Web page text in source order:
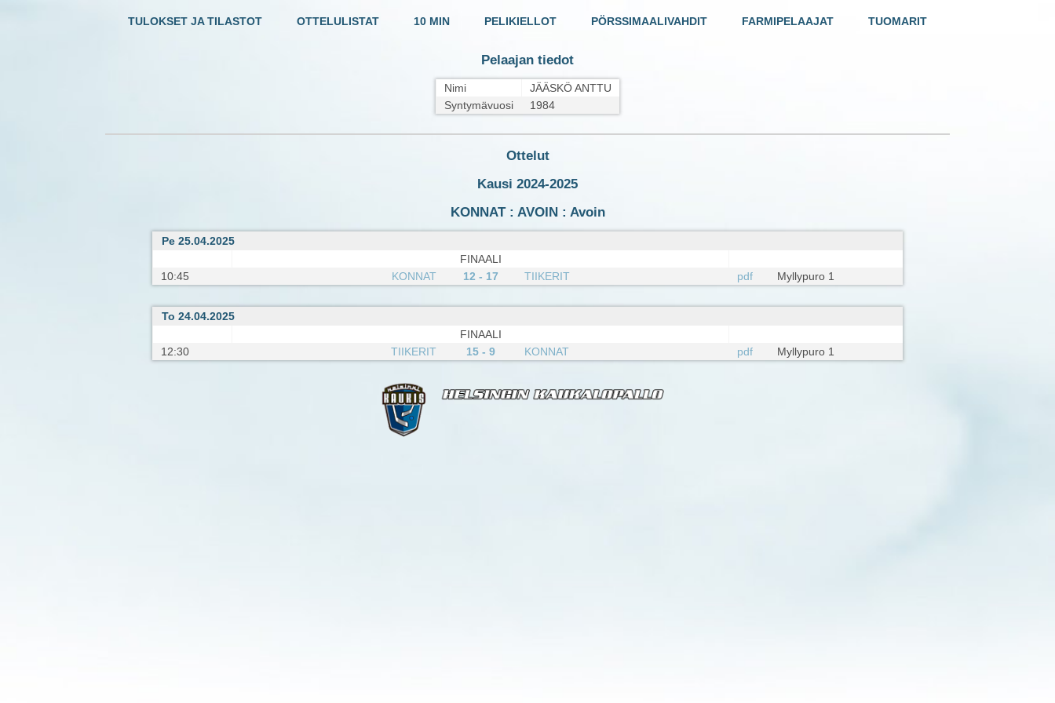
TULOKSET JA TILASTOT OTTELULISTAT 10 MIN PELIKIELLOT PÖRSSIMAALIVAHDIT FARMIPELAAJAT TUOMARIT
Pelaajan tiedot
Nimi
JÄÄSKÖ ANTTU
Syntymävuosi
1984
Ottelut
Kausi 2024-2025
KONNAT : AVOIN : Avoin
Pe 25.04.2025
FINAALI
10:45
KONNAT 12 - 17 TIIKERIT pdf Myllypuro 1
To 24.04.2025
FINAALI
12:30
TIIKERIT 15 - 9 KONNAT pdf Myllypuro 1